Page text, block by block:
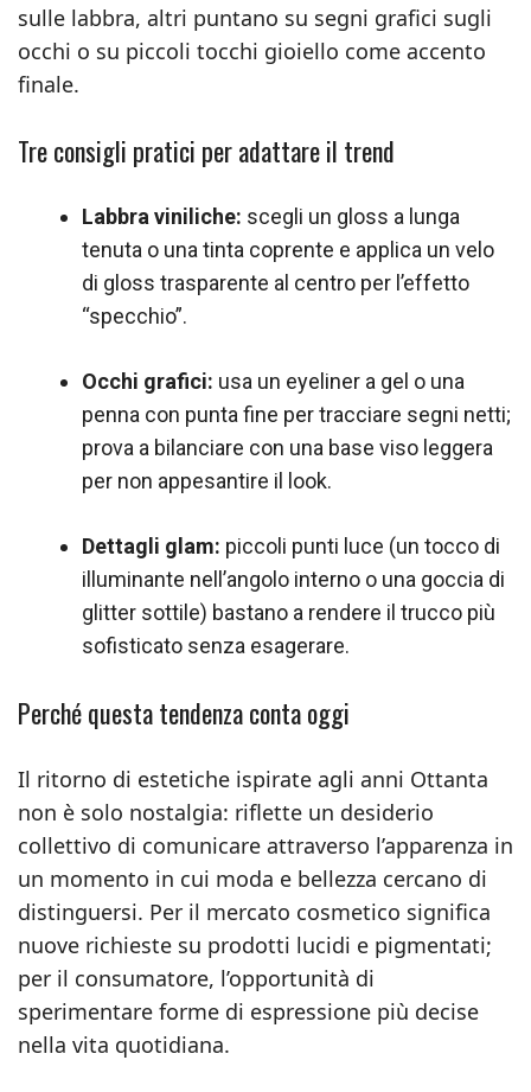
sulle labbra, altri puntano su segni grafici sugli
occhi o su piccoli tocchi gioiello come accento
finale.
Tre consigli pratici per adattare il trend
Labbra viniliche: scegli un gloss a lunga
tenuta o una tinta coprente e applica un velo
di gloss trasparente al centro per l’effetto
“specchio”.
Occhi grafici: usa un eyeliner a gel o una
penna con punta fine per tracciare segni netti;
prova a bilanciare con una base viso leggera
per non appesantire il look.
Dettagli glam: piccoli punti luce (un tocco di
illuminante nell’angolo interno o una goccia di
glitter sottile) bastano a rendere il trucco più
sofisticato senza esagerare.
Perché questa tendenza conta oggi
Il ritorno di estetiche ispirate agli anni Ottanta
non è solo nostalgia: riflette un desiderio
collettivo di comunicare attraverso l’apparenza in
un momento in cui moda e bellezza cercano di
distinguersi. Per il mercato cosmetico significa
nuove richieste su prodotti lucidi e pigmentati;
per il consumatore, l’opportunità di
sperimentare forme di espressione più decise
nella vita quotidiana.